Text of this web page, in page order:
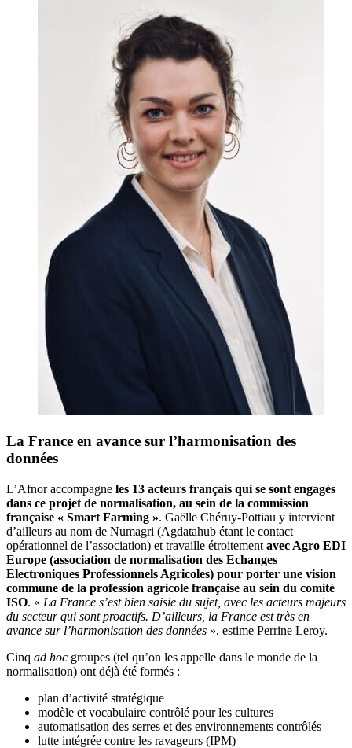
La France en avance sur l’harmonisation des
données
L’Afnor accompagne les 13 acteurs français qui se sont engagés
dans ce projet de normalisation, au sein de la commission
française « Smart Farming ». Gaëlle Chéruy-Pottiau y intervient
d’ailleurs au nom de Numagri (Agdatahub étant le contact
opérationnel de l’association) et travaille étroitement avec Agro EDI
Europe (association de normalisation des Echanges
Electroniques Professionnels Agricoles) pour porter une vision
commune de la profession agricole française au sein du comité
ISO. « La France s’est bien saisie du sujet, avec les acteurs majeurs
du secteur qui sont proactifs. D’ailleurs, la France est très en
avance sur l’harmonisation des données », estime Perrine Leroy.
Cinq ad hoc groupes (tel qu’on les appelle dans le monde de la
normalisation) ont déjà été formés :
plan d’activité stratégique
modèle et vocabulaire contrôlé pour les cultures
automatisation des serres et des environnements contrôlés
lutte intégrée contre les ravageurs (IPM)